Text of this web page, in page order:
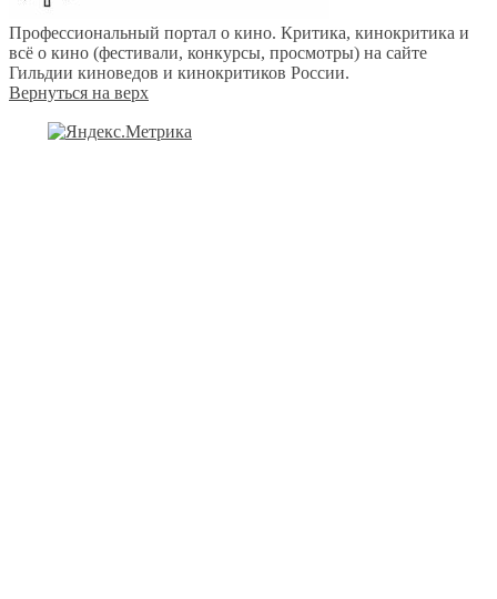
Профессиональный портал о кино. Критика, кинокритика и
всё о кино (фестивали, конкурсы, просмотры) на сайте
Гильдии киноведов и кинокритиков России.
Вернуться на верх